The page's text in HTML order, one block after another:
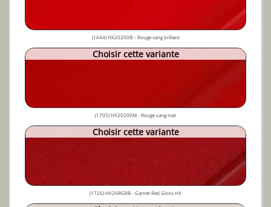
(1644) HX20200B – Rouge sang brillant
Choisir cette variante
(1705) HX20200M - Rouge sang mat
Choisir cette variante
(1726) HX20RGRB - Garnet Red Gloss HX